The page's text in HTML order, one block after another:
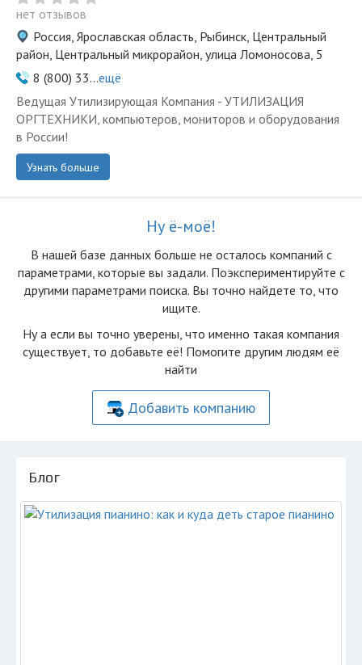
нет отзывов
Россия, Ярославская область, Рыбинск, Центральный
район, Центральный микрорайон, улица Ломоносова, 5
8 (800) 33...ещё
Ведущая Утилизирующая Компания - УТИЛИЗАЦИЯ
ОРГТЕХНИКИ, компьютеров, мониторов и оборудования
в России!
Узнать больше
Ну ё-моё!
В нашей базе данных больше не осталоcь компаний с
параметрами, которые вы задали. Поэкспериментируйте с
другими параметрами поиска. Вы точно найдете то, что
ищите.
Ну а если вы точно уверены, что именно такая компания
существует, то добавьте её! Помогите другим людям её
найти
Добавить компанию
Блог